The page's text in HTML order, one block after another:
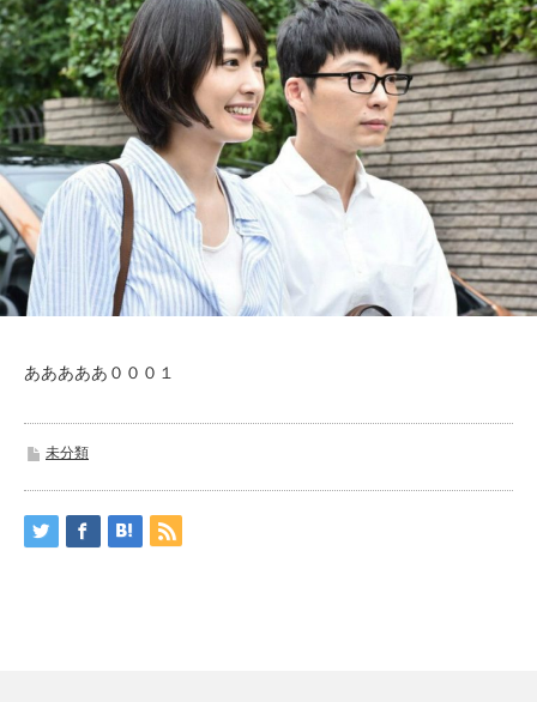
あああああ０００１
未分類